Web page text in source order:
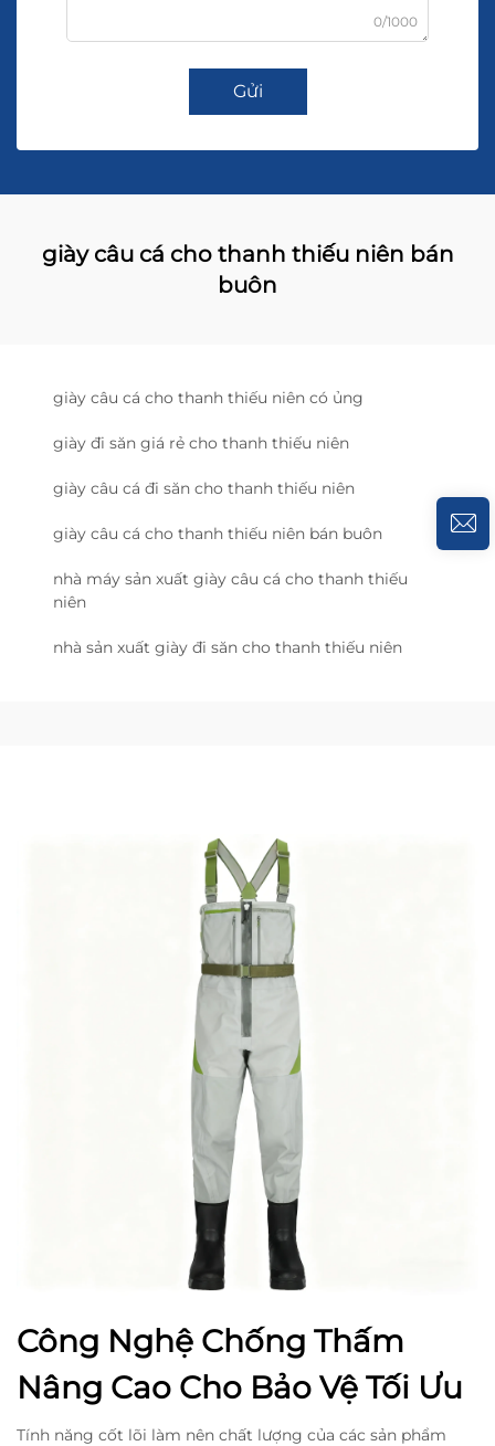
0/1000
Gửi
giày câu cá cho thanh thiếu niên bán
buôn
giày câu cá cho thanh thiếu niên có ủng
giày đi săn giá rẻ cho thanh thiếu niên
giày câu cá đi săn cho thanh thiếu niên
giày câu cá cho thanh thiếu niên bán buôn
nhà máy sản xuất giày câu cá cho thanh thiếu
niên
nhà sản xuất giày đi săn cho thanh thiếu niên
Công Nghệ Chống Thấm
Nâng Cao Cho Bảo Vệ Tối Ưu
Tính năng cốt lõi làm nên chất lượng của các sản phẩm